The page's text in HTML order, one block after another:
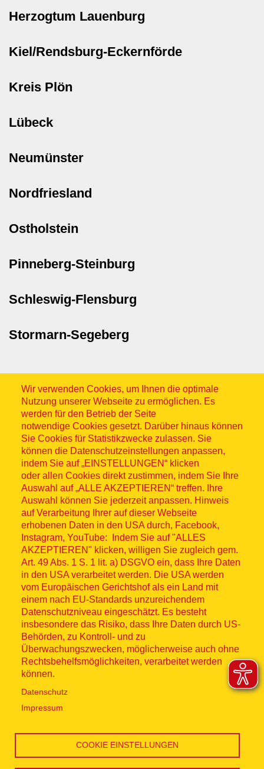
Herzogtum Lauenburg
Kiel/Rendsburg-Eckernförde
Kreis Plön
Lübeck
Neumünster
Nordfriesland
Ostholstein
Pinneberg-Steinburg
Schleswig-Flensburg
Stormarn-Segeberg
Wir verwenden Cookies, um Ihnen die optimale
Nutzung unserer Webseite zu ermöglichen. Es
werden für den Betrieb der Seite
notwendige Cookies gesetzt. Darüber hinaus können
Sie Cookies für Statistikzwecke zulassen. Sie
können die Datenschutzeinstellungen anpassen,
indem Sie auf „EINSTELLUNGEN“ klicken
oder allen Cookies direkt zustimmen, indem Sie Ihre
Auswahl auf „ALLE AKZEPTIEREN“ treffen. Ihre
Auswahl können Sie jederzeit anpassen. Hinweis
auf Verarbeitung Ihrer auf dieser Webseite
erhobenen Daten in den USA durch, Facebook,
Instagram, YouTube: Indem Sie auf "ALLES
AKZEPTIEREN" klicken, willigen Sie zugleich gem.
Art. 49 Abs. 1 S. 1 lit. a) DSGVO ein, dass Ihre Daten
in den USA verarbeitet werden. Die USA werden
vom Europäischen Gerichtshof als ein Land mit
einem nach EU-Standards unzureichendem
Datenschutzniveau eingeschätzt. Es besteht
insbesondere das Risiko, dass Ihre Daten durch US-
Behörden, zu Kontroll- und zu
Überwachungszwecken, möglicherweise auch ohne
Rechtsbehelfsmöglichkeiten, verarbeitet werden
können.
Datenschutz
Impressum
COOKIE EINSTELLUNGEN
Sitemap
© ASB 2026
Fußzeilenmenü
Impressum
Datenschutz
Kontakt
Hinweisgebersystem
Lieferkette
Widerruf
Social Media